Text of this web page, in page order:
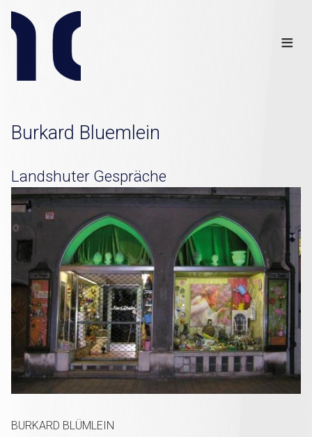
≡
Burkard Bluemlein
Landshuter Gespräche
BURKARD BLÜMLEIN